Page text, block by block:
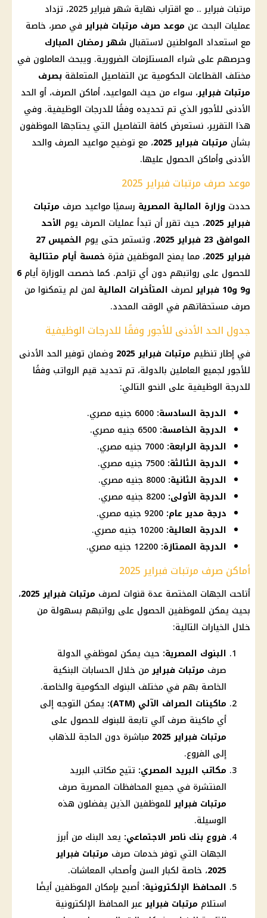
مرتبات فبراير.. مع اقتراب نهاية شهر فبراير 2025
، تزداد
عمليات البحث عن موعد صرف مرتبات فبرايرفي مصر، خاصة
مع استعداد المواطنين لاستقبال شهر رمضان المبارك
وحرصهم على شراء المستلزمات الضرورية. ويبحث العاملون في
مختلف القطاعات الحكومية عن التفاصيل المتعلقة بصرف
مرتبات فبراير، سواء من حيث المواعيد، أماكن الصرف، أو الحد
الأدنى للأجورالذي تم تحديده وفقًا للدرجات الوظيفية. وفي
هذا التقرير، نستعرض كافة التفاصيل التي يحتاجها الموظفون
بشأن مرتبات فبراير 2025
، مع توضيح مواعيد الصرف والحد
الأدنى وأماكن الحصول عليها.
موعد صرف مرتبات فبراير 2025
حددت وزارة المالية المصرية رسميًا مواعيد صرف مرتبات
فبراير 2025
، حيث تقرر أن تبدأ عمليات الصرف يوم الأحد
الموافق 23
فبراير 2025 ، وتستمر حتى يوم الخميس 27
فبراير 2025
، مما يمنح الموظفين فترة خمسة أيام متتالية
للحصول على رواتبهم دون أي تزاحم. كما خصصت الوزارة أيام6
و9 و10 فبراير
لصرف المتأخرات المالية لمن لم يتمكنوا من
صرف مستحقاتهم في الوقت المحدد.
جدول الحد الأدنى للأجور وفقًا للدرجات الوظيفية
في إطار تنظيم مرتبات فبراير 2025 وضمان توفيرالحد الأدنى
للأجورلجميع العاملين بالدولة، تم تحديد قيم الرواتب وفقًا
للدرجة الوظيفية على النحو التالي:
الدرجة السادسة:
الدرجة الخامسة:
الدرجة الرابعة:
الدرجة الثالثة:
الدرجة الثانية:
الدرجة الأولى:
درجة مدير عام:
الدرجة العالية:
الدرجة الممتازة:
أماكن صرف مرتبات فبراير 2025
أتاحت الجهات المختصة عدة قنوات لصرف مرتبات فبراير 2025
،
بحيث يمكن للموظفين الحصول على رواتبهم بسهولة من
خلال الخيارات التالية:
البنوك المصرية: حيث يمكن لموظفي الدولة
صرف مرتبات فبرايرمن خلال الحسابات البنكية
الخاصة بهم في مختلف البنوك الحكومية والخاصة.
ماكينات الصراف الآلي (ATM):
يمكن التوجه إلى
أي ماكينة صرف آلي تابعة للبنوك للحصول على
مرتبات فبراير 2025
مباشرة دون الحاجة للذهاب
إلى الفروع.
مكاتب البريد المصري: تتيح مكاتب البريد
المنتشرة في جميع المحافظات المصرية صرف
مرتبات فبرايرللموظفين الذين يفضلون هذه
الوسيلة.
فروع بنك ناصر الاجتماعي: يعد البنك من أبرز
الجهات التي توفر خدمات صرف مرتبات فبراير
2025، خاصة لكبار السن وأصحاب المعاشات.
المحافظ الإلكترونية: أصبح بإمكان الموظفين أيضًا
استلام مرتبات فبرايرعبر المحافظ الإلكترونية